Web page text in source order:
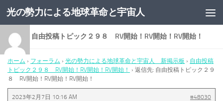
コンテンツへスキップ
光の勢力による地球革命と宇宙人
返信先: 自由投稿トピック２９８ RV開始！RV開始！RV開始！
ホーム › フォーラム › 光の勢力による地球革命と宇宙人 新掲示板 › 自由投稿
トピック２９８ RV開始！RV開始！RV開始！
› 返信先: 自由投稿トピック２９
８ RV開始！RV開始！RV開始！
2023年2月7日 10:16 AM
#48030